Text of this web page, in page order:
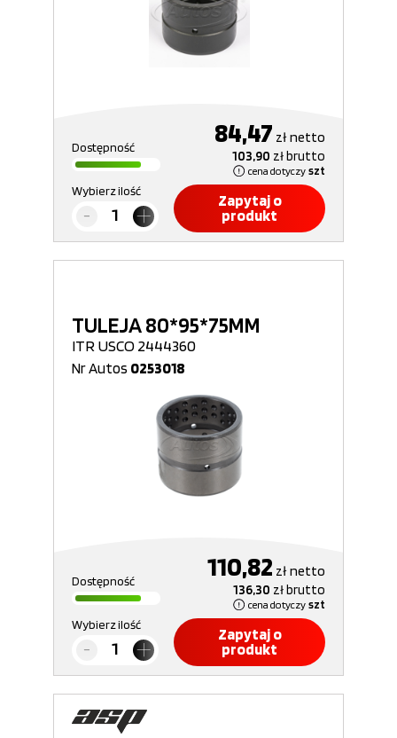
Dostępność 84,47 złnetto
103,90 złbrutto
cena dotyczy szt
Wybierz ilość
Zapytaj o
produkt
TULEJA 80*95*75MM
ITR USCO 2444360
Nr Autos 0253018
Dostępność 110,82 złnetto
136,30 złbrutto
cena dotyczy szt
Wybierz ilość
Zapytaj o
produkt